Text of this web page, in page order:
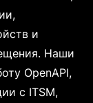
и
Наши
OpenAPI,
с ITSM,